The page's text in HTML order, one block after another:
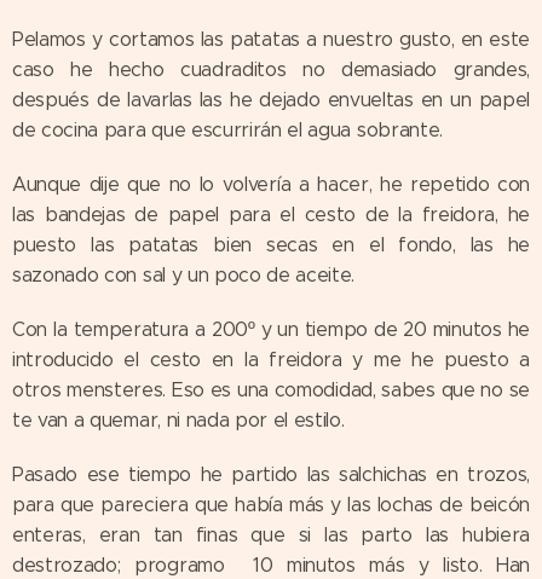
Pelamos y cortamos las patatas a nuestro gusto, en este
caso he hecho cuadraditos no demasiado grandes,
después de lavarlas las he dejado envueltas en un papel
de cocina para que escurrirán el agua sobrante.
Aunque dije que no lo volvería a hacer, he repetido con
las bandejas de papel para el cesto de la freidora, he
puesto las patatas bien secas en el fondo, las he
sazonado con sal y un poco de aceite.
Con la temperatura a 200º y un tiempo de 20 minutos he
introducido el cesto en la freidora y me he puesto a
otros mensteres. Eso es una comodidad, sabes que no se
te van a quemar, ni nada por el estilo.
Pasado ese tiempo he partido las salchichas en trozos,
para que pareciera que había más y las lochas de beicón
enteras, eran tan finas que si las parto las hubiera
destrozado; programo 10 minutos más y listo. Han